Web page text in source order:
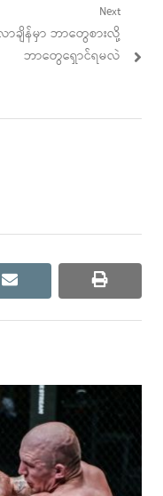
Next
ချိန်မှာ ဘာတွေစားလို့
ဘာတွေရှောင်ရမလဲ
email print